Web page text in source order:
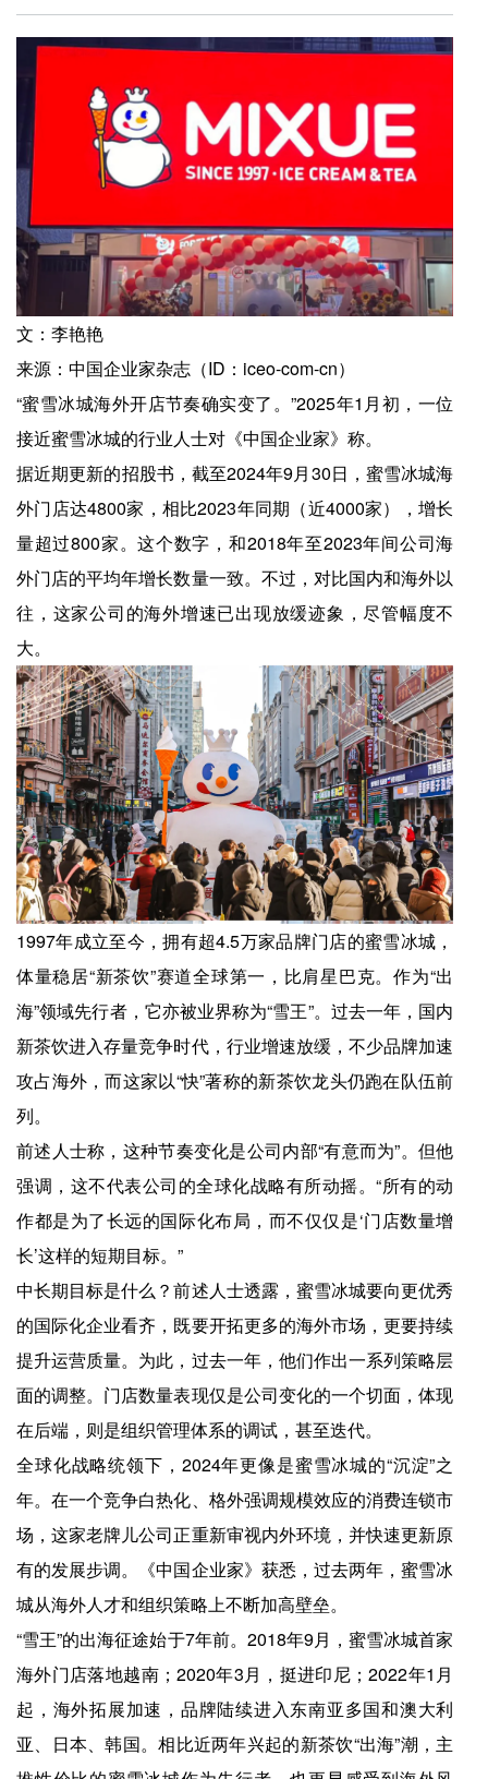
文：李艳艳
来源：中国企业家杂志（ID：iceo-com-cn）
“蜜雪冰城海外开店节奏确实变了。”2025年1月初，一位
接近蜜雪冰城的行业人士对《中国企业家》称。
据近期更新的招股书，截至2024年9月30日，蜜雪冰城海
外门店达4800家，相比2023年同期（近4000家），增长
量超过800家。这个数字，和2018年至2023年间公司海
外门店的平均年增长数量一致。不过，对比国内和海外以
往，这家公司的海外增速已出现放缓迹象，尽管幅度不
大。
1997年成立至今，拥有超4.5万家品牌门店的蜜雪冰城，
体量稳居“新茶饮”赛道全球第一，比肩星巴克。作为“出
海”领域先行者，它亦被业界称为“雪王”。过去一年，国内
新茶饮进入存量竞争时代，行业增速放缓，不少品牌加速
攻占海外，而这家以“快”著称的新茶饮龙头仍跑在队伍前
列。
前述人士称，这种节奏变化是公司内部“有意而为”。但他
强调，这不代表公司的全球化战略有所动摇。“所有的动
作都是为了长远的国际化布局，而不仅仅是‘门店数量增
长’这样的短期目标。”
中长期目标是什么？前述人士透露，蜜雪冰城要向更优秀
的国际化企业看齐，既要开拓更多的海外市场，更要持续
提升运营质量。为此，过去一年，他们作出一系列策略层
面的调整。门店数量表现仅是公司变化的一个切面，体现
在后端，则是组织管理体系的调试，甚至迭代。
全球化战略统领下，2024年更像是蜜雪冰城的“沉淀”之
年。在一个竞争白热化、格外强调规模效应的消费连锁市
场，这家老牌儿公司正重新审视内外环境，并快速更新原
有的发展步调。《中国企业家》获悉，过去两年，蜜雪冰
城从海外人才和组织策略上不断加高壁垒。
“雪王”的出海征途始于7年前。2018年9月，蜜雪冰城首家
海外门店落地越南；2020年3月，挺进印尼；2022年1月
起，海外拓展加速，品牌陆续进入东南亚多国和澳大利
亚、日本、韩国。相比近两年兴起的新茶饮“出海”潮，主